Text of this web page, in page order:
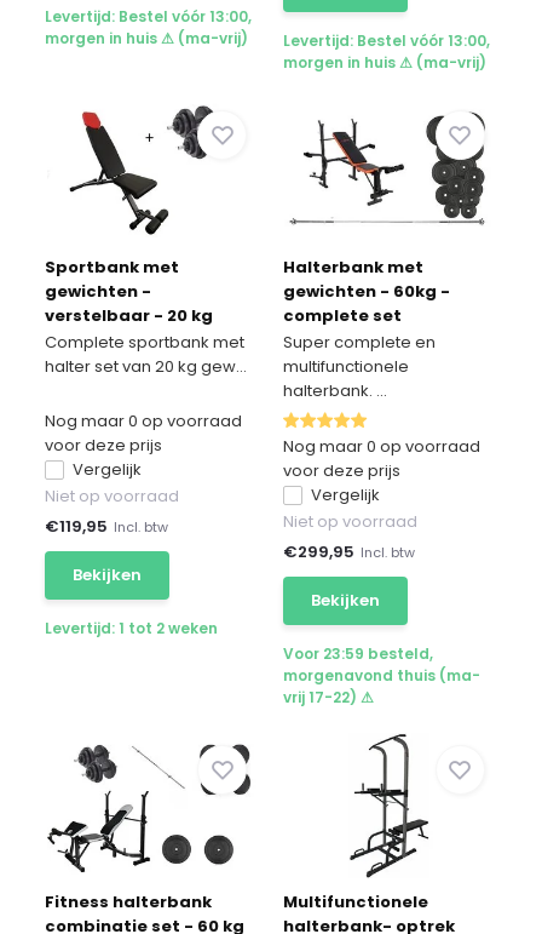
Levertijd: Bestel vóór 13:00,
morgen in huis ⚠ (ma-vrij)
Levertijd: Bestel vóór 13:00,
morgen in huis ⚠ (ma-vrij)
Sportbank met
gewichten -
verstelbaar - 20 kg
halter set
Complete sportbank met
halter set van 20 kg gew...
Nog maar 0 op voorraad
voor deze prijs
Vergelijk
Niet op voorraad
€119,95 Incl. btw
Bekijken
Levertijd: 1 tot 2 weken
Halterbank met
gewichten - 60kg -
complete set
Super complete en
multifunctionele
halterbank. ...
Nog maar 0 op voorraad
voor deze prijs
Vergelijk
Niet op voorraad
€299,95 Incl. btw
Bekijken
Voor 23:59 besteld,
morgenavond thuis (ma-
vrij 17-22) ⚠
Fitness halterbank
combinatie set - 60 kg
Multifunctionele
halterbank- optrek